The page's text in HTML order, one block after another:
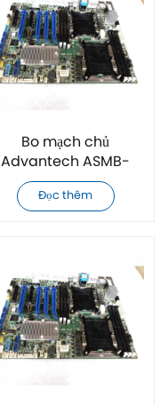
Bo mạch chủ
Advantech ASMB-
913-00A1E hoàn toàn
mới
Đọc thêm